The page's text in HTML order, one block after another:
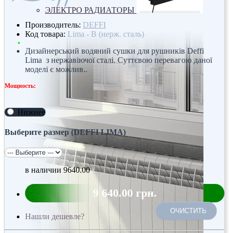
ЭЛЕКТРО РАДИАТОРЫ
Производитель: DEFFI
Код товара: Lima - В (нерж. сталь)
Дизайнерський водяний сушки для рушників Deffi
Lima з нержавіючої сталі. Суттєвою перевагою даної
моделі є можлив..
Мощность:
Нижнее
Выберите размер (DEFFI LIMA)
в наличии 9640.00
9 640.00 грн.
Нашли дешевле?
ОЧИСТИТЬ